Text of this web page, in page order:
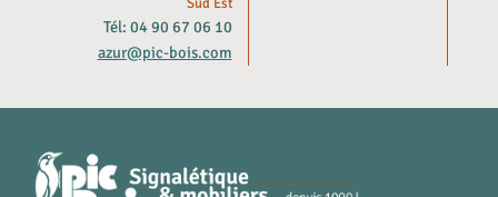
Tél: 04 90 67 06 10
azur@pic-bois.com